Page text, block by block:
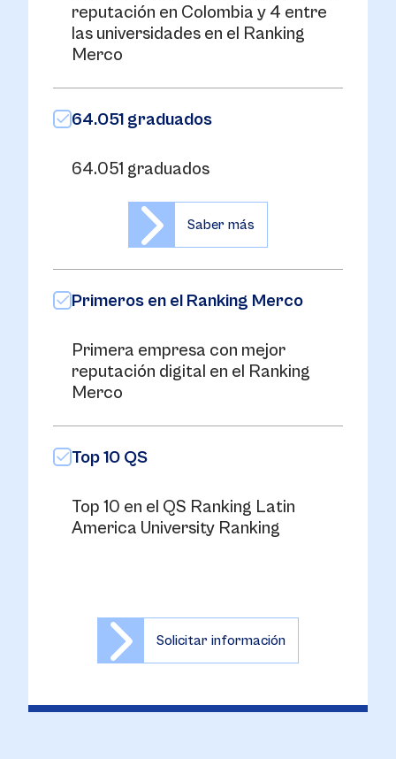
reputación en Colombia y 4 entre
las universidades en el Ranking
Merco
64.051 graduados
64.051 graduados
Saber más
Primeros en el Ranking Merco
Primera empresa con mejor
reputación digital en el Ranking
Merco
Top 10 QS
Top 10 en el QS Ranking Latin
America University Ranking
Solicitar información